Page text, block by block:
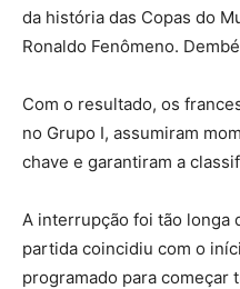
da história das Copas do
Ronaldo Fenômeno.
Com o resultado, os
no Grupo I, assumiram
chave e garantiram a
A interrupção foi tão longa
partida coincidiu com o
programado para começar